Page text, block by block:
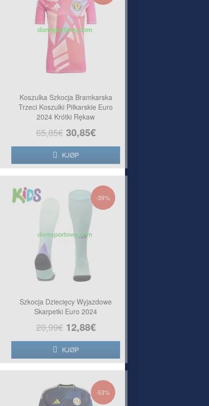
Koszulka Szkocja Bramkarska
Trzeci Koszulki Piłkarskie Euro
2024 Krótki Rękaw
65,85€ 30,85€
KJØP
-39%
Szkocja Dziecięcy Wyjazdowe
Skarpetki Euro 2024
20,99€ 12,88€
KJØP
-53%